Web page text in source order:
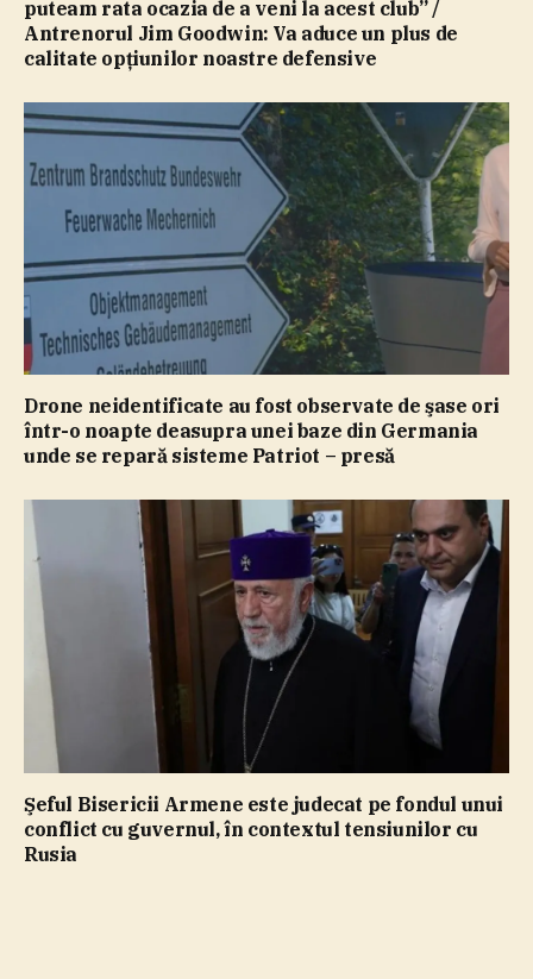
puteam rata ocazia de a veni la acest club” /
Antrenorul Jim Goodwin: Va aduce un plus de
calitate opţiunilor noastre defensive
Drone neidentificate au fost observate de şase ori
într-o noapte deasupra unei baze din Germania
unde se repară sisteme Patriot – presă
Şeful Bisericii Armene este judecat pe fondul unui
conflict cu guvernul, în contextul tensiunilor cu
Rusia